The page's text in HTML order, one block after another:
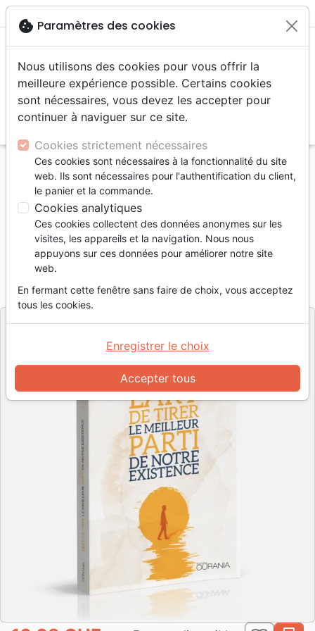
menu
Accueil Livres Edification
Croissance spirituelle
Art de tirer le meilleur parti de notre existence (L')
L'Art de tirer le meilleur parti de notre
existence
Auteur :Thomas Härry
Référence
EditeurOurania
cookie Paramètres des cookies
Nous utilisons des cookies pour vous offrir la
meilleure expérience possible. Certains cookies
sont nécessaires, vous devez les accepter pour
continuer à naviguer sur ce site.
Cookies strictement nécessaires
Ces cookies sont nécessaires à la fonctionnalité du site
web. Ils sont nécessaires pour l'authentification du client,
le panier et la commande.
Cookies analytiques
Ces cookies collectent des données anonymes sur les
visites, les appareils et la navigation. Nous nous
appuyons sur ces données pour améliorer notre site
web.
En fermant cette fenêtre sans faire de choix, vous acceptez
tous les cookies.
Accepter tous
Enregistrer le choix